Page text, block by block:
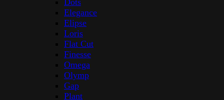
Dots
Elegance
Elipse
Loris
Flat Cut
Finesse
Omega
Olymp
Gap
Plant